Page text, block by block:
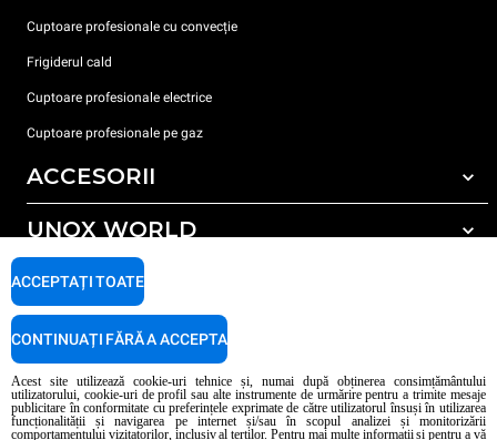
Cuptoare profesionale cu convecție
Frigiderul cald
Cuptoare profesionale electrice
Cuptoare profesionale pe gaz
ACCESORII
Toate accesoriile
Detergent pentru spălarea automată
Detergent pentru spălarea manuală
Tratarea apei cu filtru de rășină
Tratarea apei prin osmoză inversă
UNOX WORLD
Sediile noastre în lume
SUPORT
Garanția Unox
Localizator dealer
Localizator service
AI Content Disclaimer
Privacy policy Cookie policy
Acest site utilizează cookie-uri tehnice și, numai după obținerea consimțământului
utilizatorului, cookie-uri de profil sau alte instrumente de urmărire pentru a trimite mesaje
publicitare în conformitate cu preferințele exprimate de către utilizatorul însuși în utilizarea
funcționalității și navigarea pe internet și/sau în scopul analizei și monitorizării
comportamentului vizitatorilor, inclusiv al terților. Pentru mai multe informații și pentru a vă
ACCEPTAȚI TOATE
CONTINUAȚI FĂRĂ A ACCEPTA